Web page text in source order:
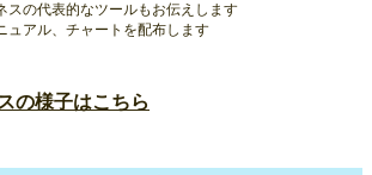
スの代表的なツールもお伝えします
ュアル、チャートを配布します
の様子はこちら